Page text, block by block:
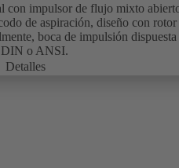
con impulsor de flujo mixto
de aspiración, diseño con rotor
boca de impulsión dispuesta
DIN o ANSI.
Detalles